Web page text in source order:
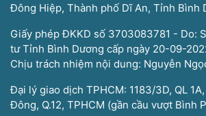
Đông Hiệp, Thành phố Dĩ An, Tỉnh Bình
Giấy phép ĐKKD số 3703083781 - Do:
tư Tỉnh Bình Dương cấp ngày 20-09-
Chịu trách nhiệm nội dung: Nguyễn
Đại lý giao dịch TPHCM: 1183/3D, QL
Đông, Q.12, TPHCM (gần cầu vượt Bình